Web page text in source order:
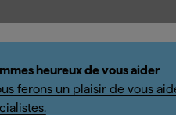
heureux de vous aider
ferons un plaisir de vous